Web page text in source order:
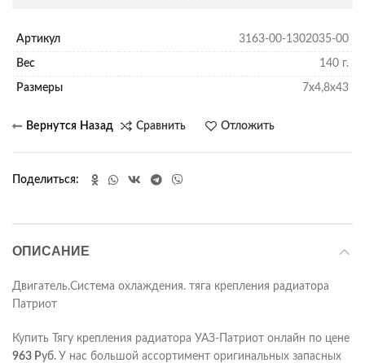
Артикул 3163-00-1302035-00
Вес 140 г.
Размеры 7х4,8х43
Сравнить Отложить
Поделиться
ОПИСАНИЕ
Двигатель.Система охлаждения. тяга крепления радиатора
Патриот
Купить Тягу крепления радиатора УАЗ-Патриот онлайн по цене
963 Руб. У нас большой ассортимент оригинальных запасных